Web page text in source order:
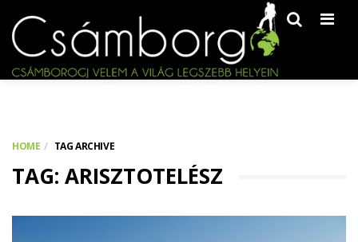
HOME TAG ARCHIVE
TAG: ARISZTOTELÉSZ